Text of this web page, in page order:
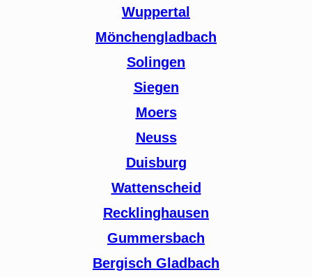
Wuppertal
Mönchengladbach
Solingen
Siegen
Moers
Neuss
Duisburg
Wattenscheid
Recklinghausen
Gummersbach
Bergisch Gladbach